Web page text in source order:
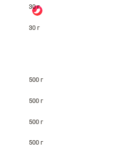
30 г
30 г
500 г
500 г
500 г
500 г